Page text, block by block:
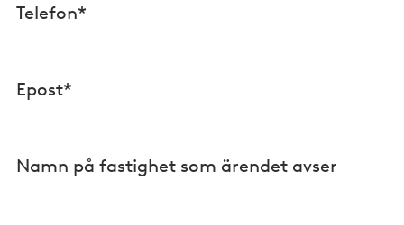
Telefon*
Epost*
Namn på fastighet som ärendet avser